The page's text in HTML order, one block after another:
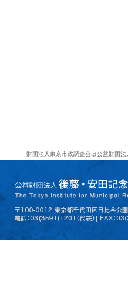
財団法人東京市政調査会は公益財団